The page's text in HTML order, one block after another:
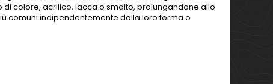
colore, acrilico, lacca o smalto, prolungandone allo
comuni indipendentemente dalla loro forma o